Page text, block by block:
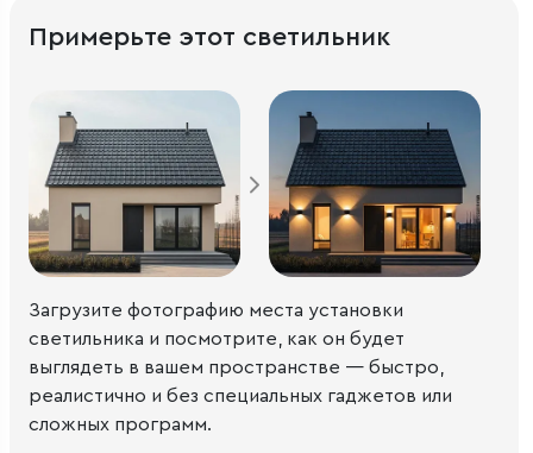
Примерьте этот светильник
Загрузите фотографию места установки
светильника и посмотрите, как он будет
выглядеть в вашем пространстве — быстро,
реалистично и без специальных гаджетов или
сложных программ.